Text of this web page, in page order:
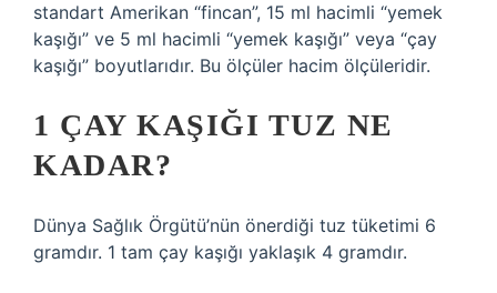
standart Amerikan “fincan”, 15 ml hacimli “yemek
kaşığı” ve 5 ml hacimli “yemek kaşığı” veya “çay
kaşığı” boyutlarıdır. Bu ölçüler hacim ölçüleridir.
1 ÇAY KAŞIĞI TUZ NE
KADAR?
Dünya Sağlık Örgütü’nün önerdiği tuz tüketimi 6
gramdır. 1 tam çay kaşığı yaklaşık 4 gramdır.